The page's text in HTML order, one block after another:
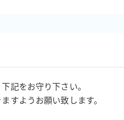
。
個室での温度調整はできか
記をお守り下さい。
すようお願い致します。